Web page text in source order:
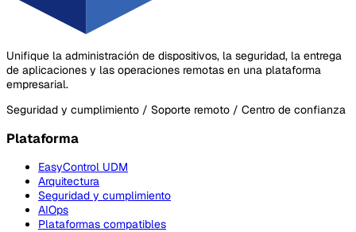
Unifique la administración de dispositivos, la seguridad, la entrega
de aplicaciones y las operaciones remotas en una plataforma
empresarial.
Seguridad y cumplimiento / Soporte remoto / Centro de confianza
Plataforma
EasyControl UDM
Arquitectura
Seguridad y cumplimiento
AIOps
Plataformas compatibles